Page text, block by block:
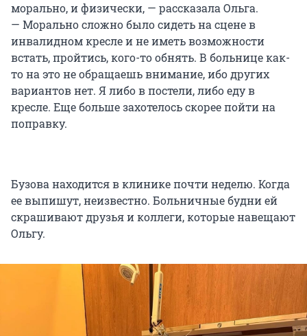
морально, и физически, — рассказала Ольга.
— Морально сложно было сидеть на сцене в
инвалидном кресле и не иметь возможности
встать, пройтись, кого-то обнять. В больнице как-
то на это не обращаешь внимание, ибо других
вариантов нет. Я либо в постели, либо еду в
кресле. Еще больше захотелось скорее пойти на
поправку.
Бузова находится в клинике почти неделю. Когда
ее выпишут, неизвестно. Больничные будни ей
скрашивают друзья и коллеги, которые навещают
Ольгу.